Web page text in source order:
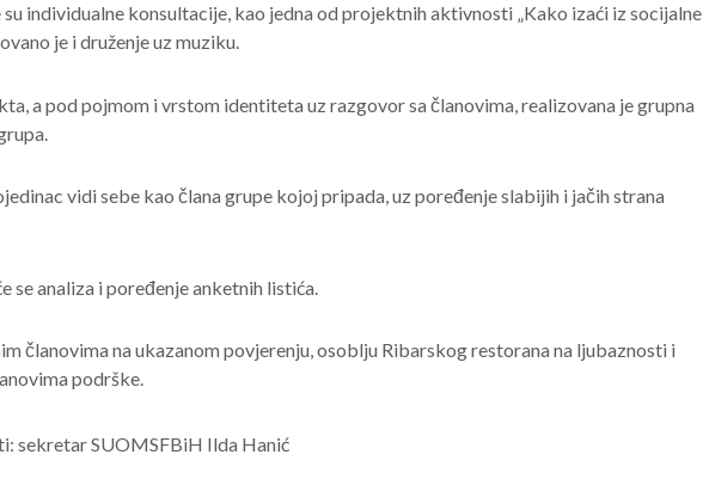
individualne konsultacije, kao jedna od projektnih aktivnosti „Kako izaći iz socijalne
je i druženje uz muziku.
a pod pojmom i vrstom identiteta uz razgovor sa članovima, realizovana je grupna
vidi sebe kao člana grupe kojoj pripada, uz poređenje slabijih i jačih strana
analiza i poređenje anketnih listića.
članovima na ukazanom povjerenju, osoblju Ribarskog restorana na ljubaznosti i
podrške.
sekretar SUOMSFBiH Ilda Hanić